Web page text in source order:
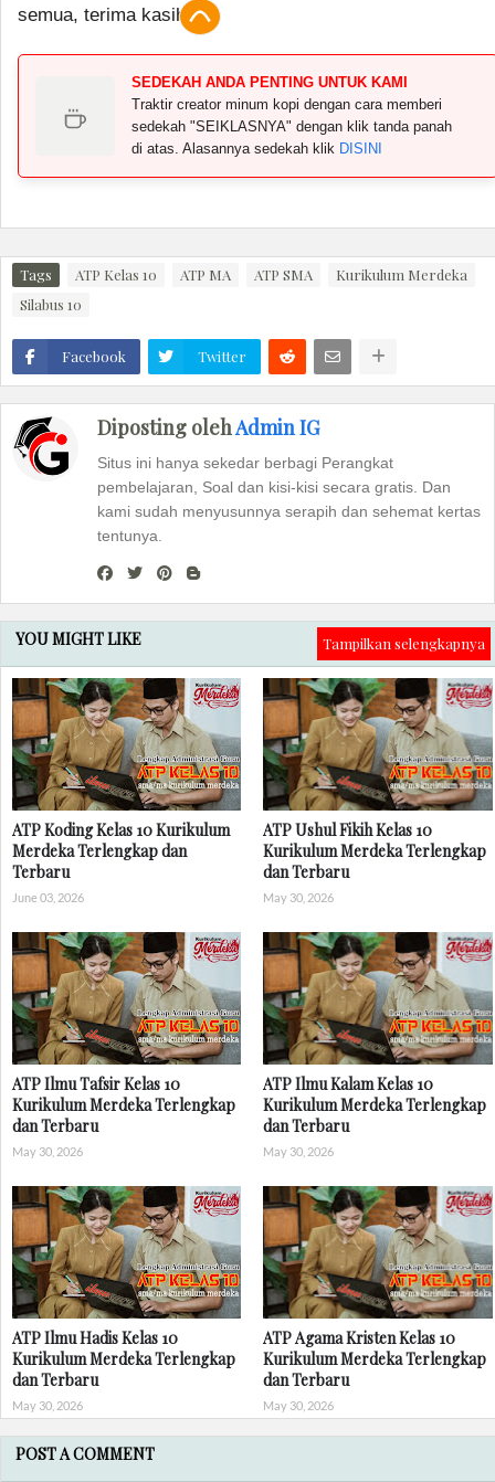
semua, terima kasih.
SEDEKAH ANDA PENTING UNTUK KAMI
Traktir creator minum kopi dengan cara memberi
sedekah "SEIKLASNYA" dengan klik tanda panah
di atas. Alasannya sedekah klik DISINI
Tags ATP Kelas 10 ATP MA ATP SMA
Kurikulum Merdeka
Silabus 10
Facebook Twitter
Diposting olehAdmin IG
Situs ini hanya sekedar berbagi Perangkat
pembelajaran, Soal dan kisi-kisi secara gratis. Dan
kami sudah menyusunnya serapih dan sehemat kertas
tentunya.
YOU MIGHT LIKE Tampilkan selengkapnya
ATP Koding Kelas 10 Kurikulum
Merdeka Terlengkap dan
Terbaru
June 03, 2026
ATP Ushul Fikih Kelas 10
Kurikulum Merdeka Terlengkap
dan Terbaru
May 30, 2026
ATP Ilmu Tafsir Kelas 10
Kurikulum Merdeka Terlengkap
dan Terbaru
May 30, 2026
ATP Ilmu Kalam Kelas 10
Kurikulum Merdeka Terlengkap
dan Terbaru
May 30, 2026
ATP Ilmu Hadis Kelas 10
Kurikulum Merdeka Terlengkap
dan Terbaru
May 30, 2026
ATP Agama Kristen Kelas 10
Kurikulum Merdeka Terlengkap
dan Terbaru
May 30, 2026
POST A COMMENT